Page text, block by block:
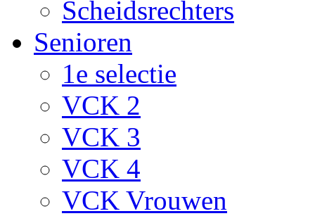
Scheidsrechters
Senioren
1e selectie
VCK 2
VCK 3
VCK 4
VCK Vrouwen